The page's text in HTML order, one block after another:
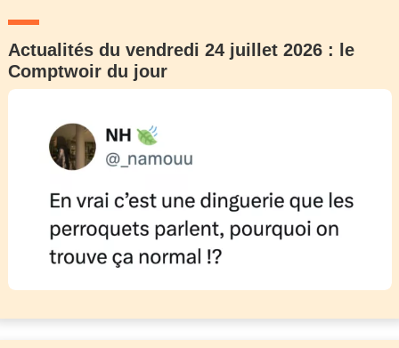
Actualités du vendredi 24 juillet 2026 : le
Comptwoir du jour